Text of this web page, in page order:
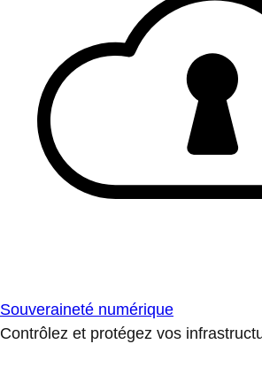
Souveraineté numérique
Contrôlez et protégez vos